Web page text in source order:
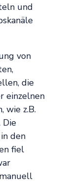
und
von
die
einzelnen
wie z.B.
Die
den
fiel